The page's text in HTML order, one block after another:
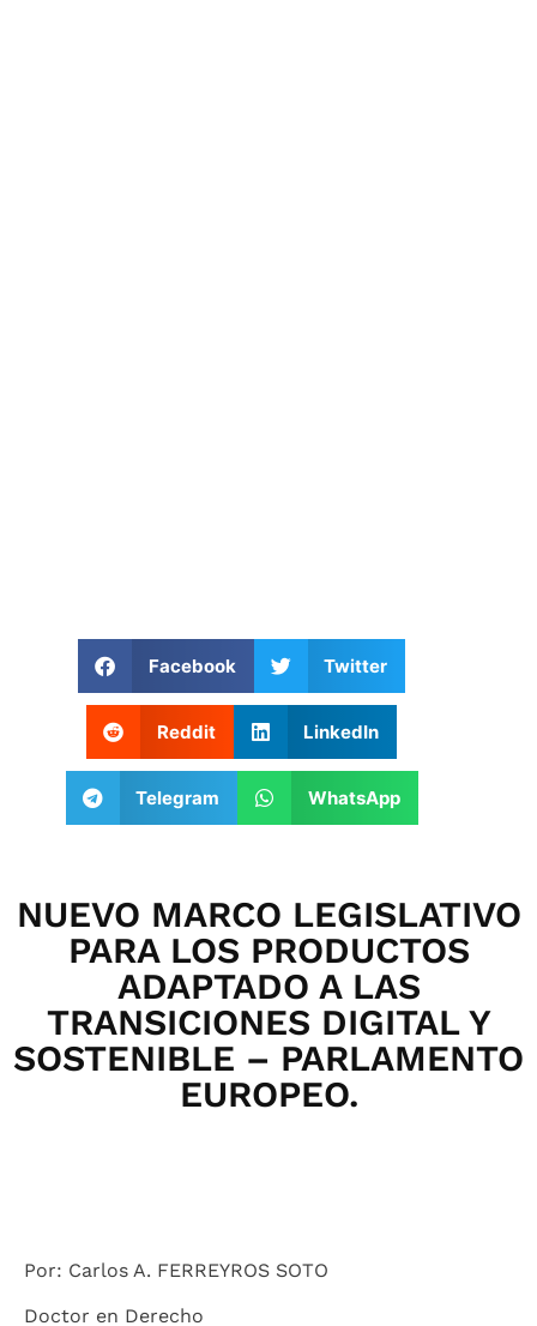
Facebook Twitter
Reddit LinkedIn
Telegram WhatsApp
NUEVO MARCO LEGISLATIVO
PARA LOS PRODUCTOS
ADAPTADO A LAS
TRANSICIONES DIGITAL Y
SOSTENIBLE – PARLAMENTO
EUROPEO.
Por: Carlos A. FERREYROS SOTO
Doctor en Derecho